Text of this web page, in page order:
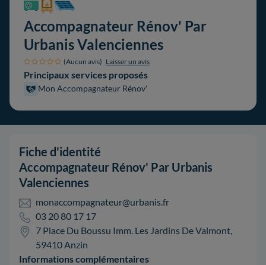
Accompagnateur Rénov' Par
Urbanis Valenciennes
(Aucun avis) Laisser un avis
Principaux services proposés
Mon Accompagnateur Rénov'
Fiche d'identité
Accompagnateur Rénov' Par Urbanis
Valenciennes
monaccompagnateur@urbanis.fr
03 20 80 17 17
7 Place Du Boussu Imm. Les Jardins De Valmont,
59410 Anzin
Informations complémentaires